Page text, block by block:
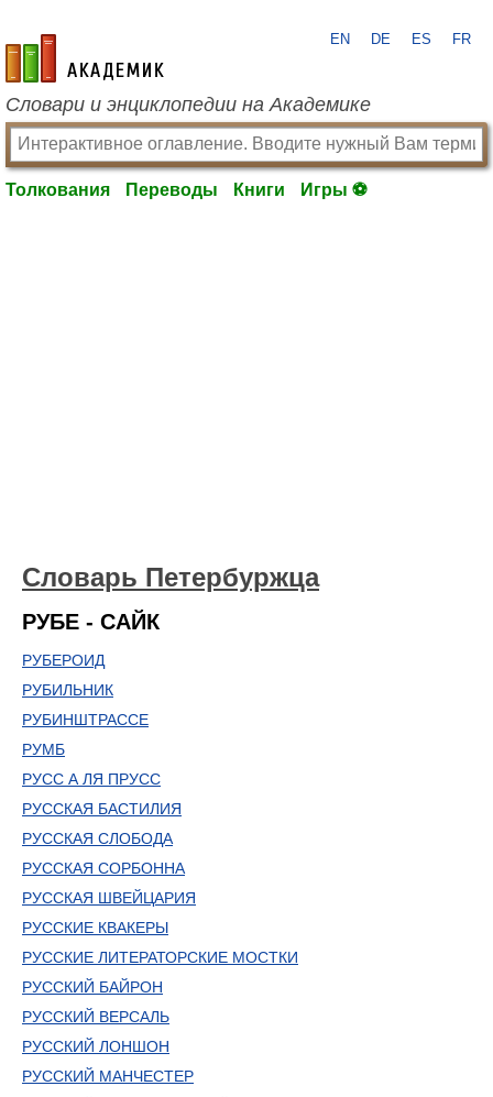
academic.ru
EN DE ES FR
Словари и энциклопедии на Академике
Толкования Переводы Книги Игры ⚽
Словарь Петербуржца
РУБЕ - САЙК
РУБЕРОИД
РУБИЛЬНИК
РУБИНШТРАССЕ
РУМБ
РУСС А ЛЯ ПРУСС
РУССКАЯ БАСТИЛИЯ
РУССКАЯ СЛОБОДА
РУССКАЯ СОРБОННА
РУССКАЯ ШВЕЙЦАРИЯ
РУССКИЕ КВАКЕРЫ
РУССКИЕ ЛИТЕРАТОРСКИЕ МОСТКИ
РУССКИЙ БАЙРОН
РУССКИЙ ВЕРСАЛЬ
РУССКИЙ ЛОНШОН
РУССКИЙ МАНЧЕСТЕР